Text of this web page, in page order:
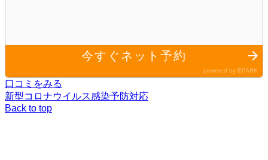
口コミをみる
新型コロナウイルス感染予防対応
Back to top